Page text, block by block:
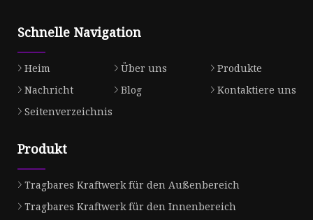
Schnelle Navigation
Heim Über uns
Produkte
Nachricht
Blog
Kontaktiere uns
Seitenverzeichnis
Produkt
Tragbares Kraftwerk für den Außenbereich
Tragbares Kraftwerk für den Innenbereich